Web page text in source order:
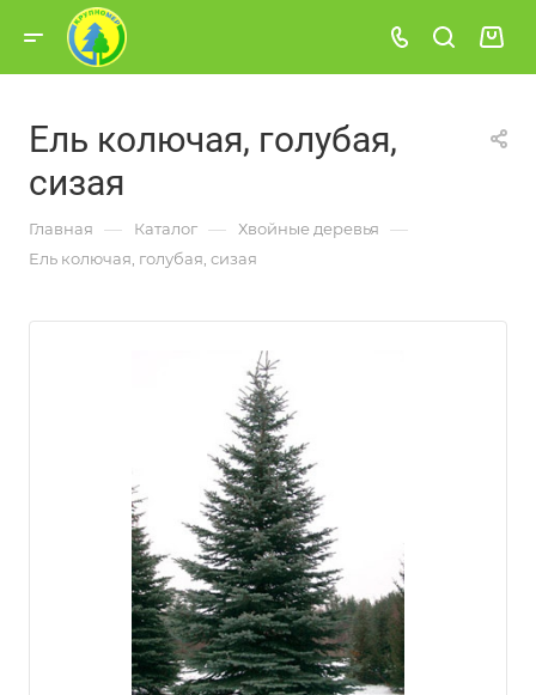
Ель колючая, голубая,
сизая
Главная — Каталог — Хвойные деревья —
Ель колючая, голубая, сизая